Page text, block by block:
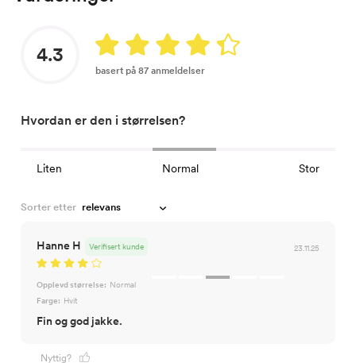
4.3
basert på 87 anmeldelser
Hvordan er den i størrelsen?
Liten Normal Stor
Sorter etter
Hanne H 23.11.25
Verifisert kunde
Opplevd størrelse: Normal
Farge: Hvit
Fin og god jakke.
Nyttig?